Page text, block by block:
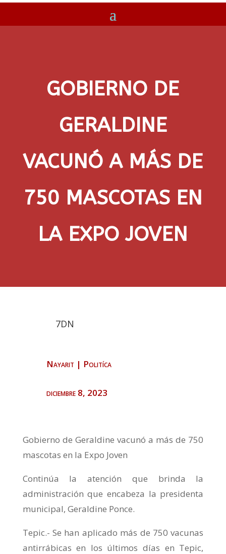
GOBIERNO DE
GERALDINE
VACUNÓ A MÁS DE
750 MASCOTAS EN
LA EXPO JOVEN
7DN
Nayarit | Politíca
diciembre 8, 2023
Gobierno de Geraldine vacunó a más de 750
mascotas en la Expo Joven
Continúa la atención que brinda la
administración que encabeza la presidenta
municipal, Geraldine Ponce.
Tepic.- Se han aplicado más de 750 vacunas
antirrábicas en los últimos días en Tepic,